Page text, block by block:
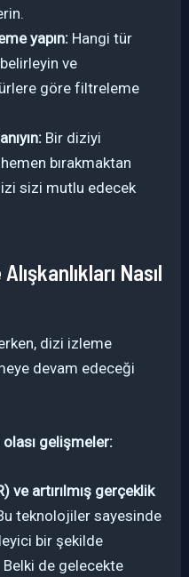
yapın: Hangi tür
ve
göre filtreleme
Bir diziyi
bırakmaktan
sizi mutlu edecek
Nasıl
dizi izleme
devam edeceği
olası gelişmeler:
ve artırılmış gerçeklik
teknolojiler sayesinde
bir şekilde
de gelecekte